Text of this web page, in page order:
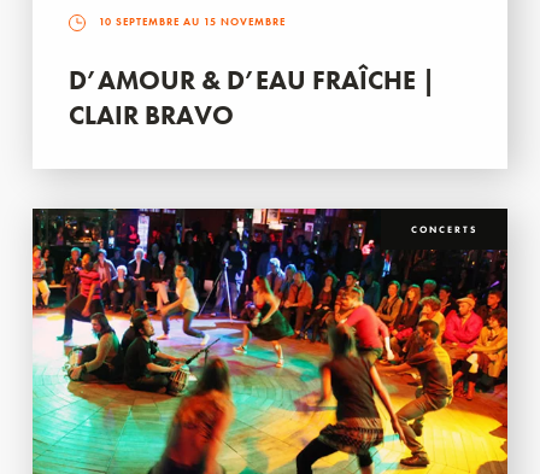
10 SEPTEMBRE AU 15 NOVEMBRE
D’AMOUR & D’EAU FRAÎCHE |
CLAIR BRAVO
CONCERTS